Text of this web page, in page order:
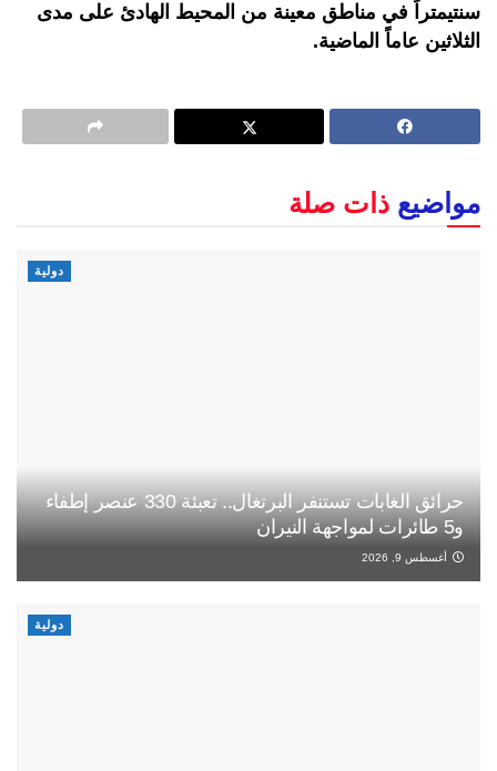
سنتيمتراً في مناطق معينة من المحيط الهادئ على مدى
الثلاثين عاماً الماضية.
مواضيع ذات صلة
دولية
حرائق الغابات تستنفر البرتغال.. تعبئة 330 عنصر إطفاء
و5 طائرات لمواجهة النيران
أغسطس 9, 2026
دولية